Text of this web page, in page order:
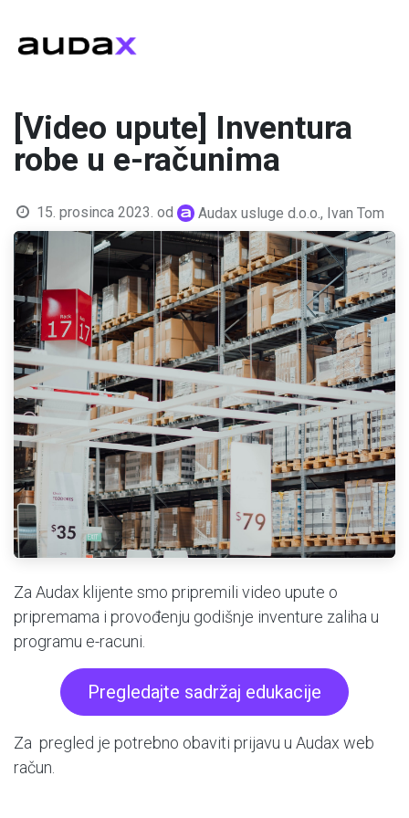
[Video upute] Inventura
robe u e-računima
15. prosinca 2023. od Audax usluge d.o.o., Ivan Tom
Za Audax klijente smo pripremili video upute o
pripremama i provođenju godišnje inventure zaliha u
programu e-racuni.
Pregledajte sadržaj edukacije
Za pregled je potrebno obaviti prijavu u Audax web
račun.